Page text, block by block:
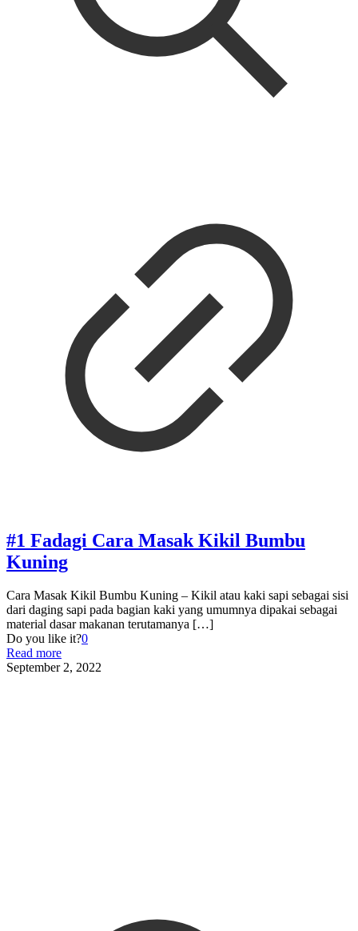
#1 Fadagi Cara Masak Kikil Bumbu
Kuning
Cara Masak Kikil Bumbu Kuning – Kikil atau kaki sapi sebagai sisi
dari daging sapi pada bagian kaki yang umumnya dipakai sebagai
material dasar makanan terutamanya […]
Do you like it?0
Read more
September 2, 2022